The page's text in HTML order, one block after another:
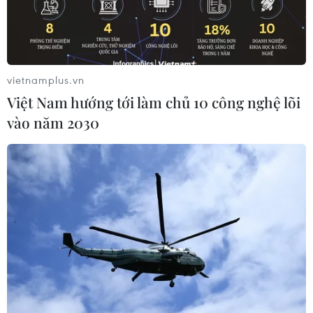
Robot hình người "Made in
Bolivia" và khát vọng đổi
mới sáng tạo
Nhận định Campuchia vs
Timor Leste: Trận chiến vì
3 điểm danh dự cho "Các
Động đất Nhật Bản: Nghĩa
cử của 5 công dân Việt Nam
từ lời kể người trong cuộc
03/08/2026 03:25
Nhận định Việt Nam vs
Indonesia: Thầy Kim cần
thay đổi để giành chiến
thắng?
03/08/2026 00:06
vietnamplus.vn
Việt Nam hướng tới làm chủ 10 công nghệ lõi
vào năm 2030